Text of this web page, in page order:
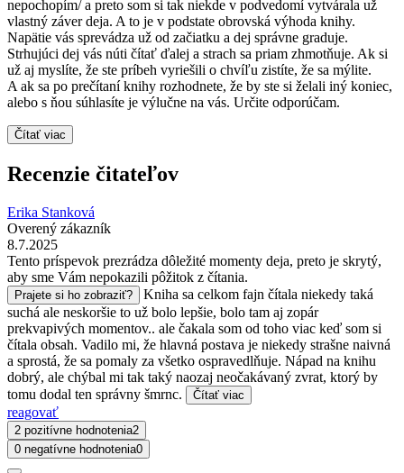
nepochopím/ a preto som si tak niekde v podvedomí vytvárala už
vlastný záver deja. A to je v podstate obrovská výhoda knihy.
Napätie vás sprevádza už od začiatku a dej správne graduje.
Strhujúci dej vás núti čítať ďalej a strach sa priam zhmotňuje. Ak si
už aj myslíte, že ste príbeh vyriešili o chvíľu zistíte, že sa mýlite.
A ak sa po prečítaní knihy rozhodnete, že by ste si želali iný koniec,
alebo s ňou súhlasíte je výlučne na vás. Určite odporúčam.
Čítať viac
Recenzie čitateľov
Erika Stanková
Overený zákazník
8.7.2025
Tento príspevok prezrádza dôležité momenty deja, preto je skrytý,
aby sme Vám nepokazili pôžitok z čítania.
Prajete si ho zobraziť?
Kniha sa celkom fajn čítala niekedy taká
suchá ale neskoršie to už bolo lepšie, bolo tam aj zopár
prekvapivých momentov.. ale čakala som od toho viac keď som si
čítala obsah. Vadilo mi, že hlavná postava je niekedy strašne naivná
a sprostá, že sa pomaly za všetko ospravedlňuje. Nápad na knihu
dobrý, ale chýbal mi tak taký naozaj neočakávaný zvrat, ktorý by
tomu dodal ten správny šmrnc.
Čítať viac
reagovať
2 pozitívne hodnotenia2
0 negatívne hodnotenia0